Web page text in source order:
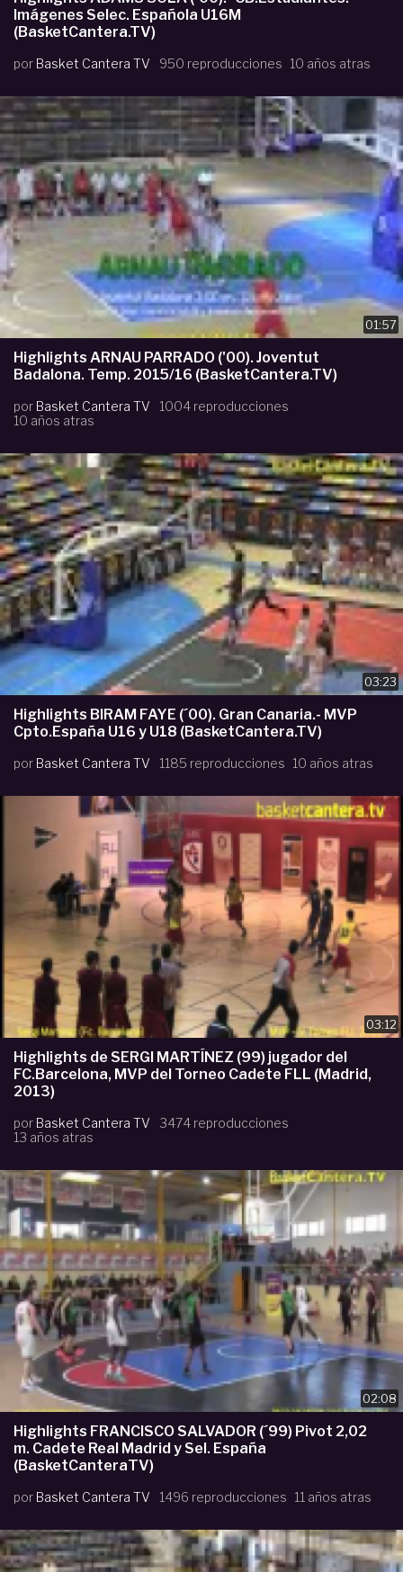
Imágenes Selec. Española U16M
(BasketCantera.TV)
por Basket Cantera TV 950 reproducciones 10 años atras
01:57
Highlights ARNAU PARRADO ('00). Joventut
Badalona. Temp. 2015/16 (BasketCantera.TV)
por Basket Cantera TV
1004 reproducciones
10 años atras
03:23
Highlights BIRAM FAYE (´00). Gran Canaria.- MVP
Cpto.España U16 y U18 (BasketCantera.TV)
por Basket Cantera TV 1185 reproducciones 10 años atras
03:12
Highlights de SERGI MARTÍNEZ (99) jugador del
FC.Barcelona, MVP del Torneo Cadete FLL (Madrid,
2013)
por Basket Cantera TV
3474 reproducciones
13 años atras
02:08
Highlights FRANCISCO SALVADOR (´99) Pivot 2,02
m. Cadete Real Madrid y Sel. España
(BasketCanteraTV)
por Basket Cantera TV 1496 reproducciones 11 años atras